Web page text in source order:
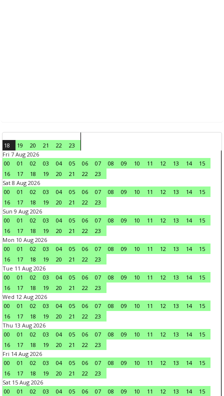
18 19 20 21 22
23
Fri 7 Aug 2026
00
01 02 03 04 05 06 07 08 09 10 11 12 13 14
15
16
17 18 19 20 21 22
23
Sat 8 Aug 2026
00
01 02 03 04 05 06 07 08 09 10 11 12 13 14
15
16
17 18 19 20 21 22
23
Sun 9 Aug 2026
00
01 02 03 04 05 06 07 08 09 10 11 12 13 14
15
16
17 18 19 20 21 22
23
Mon 10 Aug 2026
00
01 02 03 04 05 06 07 08 09 10 11 12 13 14
15
16
17 18 19 20 21 22
23
Tue 11 Aug 2026
00
01 02 03 04 05 06 07 08 09 10 11 12 13 14
15
16
17 18 19 20 21 22
23
Wed 12 Aug 2026
00
01 02 03 04 05 06 07 08 09 10 11 12 13 14
15
16
17 18 19 20 21 22
23
Thu 13 Aug 2026
00
01 02 03 04 05 06 07 08 09 10 11 12 13 14
15
16
17 18 19 20 21 22
23
Fri 14 Aug 2026
00
01 02 03 04 05 06 07 08 09 10 11 12 13 14
15
16
17 18 19 20 21 22
23
Sat 15 Aug 2026
00
01 02 03 04 05 06 07 08 09 10 11 12 13 14 15